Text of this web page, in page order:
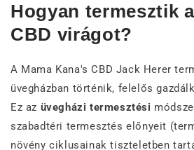
Hogyan termesztik
CBD virágot?
A Mama Kana's CBD Jack Herer
üvegházban történik, felelős
Ez az üvegházi termesztési
szabadtéri termesztés előnyeit
növény ciklusainak tiszteletben